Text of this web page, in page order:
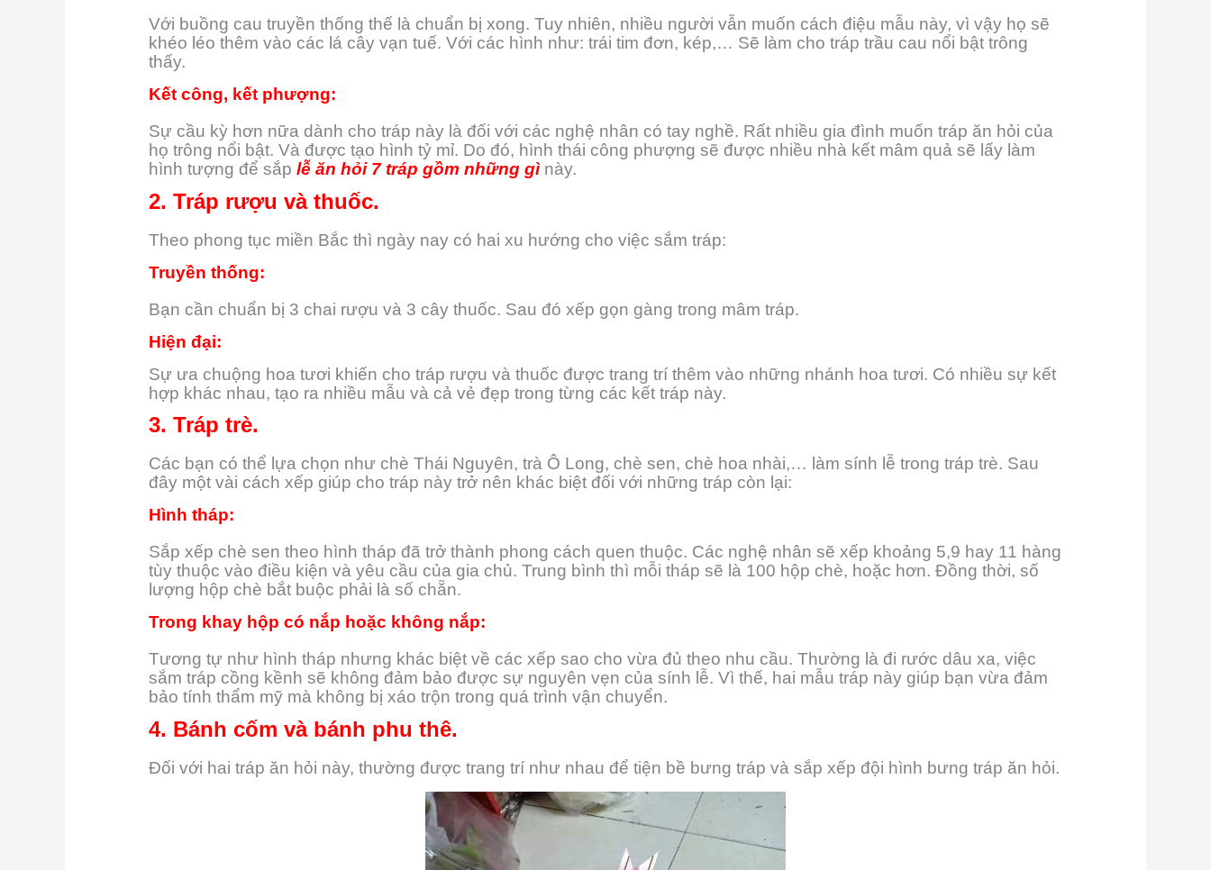
Với buồng cau truyền thống thế là chuẩn bị xong. Tuy nhiên, nhiều người vẫn muốn cách điệu mẫu này, vì vậy họ sẽ
khéo léo thêm vào các lá cây vạn tuế. Với các hình như: trái tim đơn, kép,… Sẽ làm cho tráp trầu cau nổi bật trông
thấy.
Kết công, kết phượng:
Sự cầu kỳ hơn nữa dành cho tráp này là đối với các nghệ nhân có tay nghề. Rất nhiều gia đình muốn tráp ăn hỏi của
họ trông nổi bật. Và được tạo hình tỷ mỉ. Do đó, hình thái công phượng sẽ được nhiều nhà kết mâm quả sẽ lấy làm
hình tượng để sắplễ ăn hỏi 7 tráp gồm những gì này.
2. Tráp rượu và thuốc.
Theo phong tục miền Bắc thì ngày nay có hai xu hướng cho việc sắm tráp:
Truyền thống:
Bạn cần chuẩn bị 3 chai rượu và 3 cây thuốc. Sau đó xếp gọn gàng trong mâm tráp.
Hiện đại:
Sự ưa chuộng hoa tươi khiến cho tráp rượu và thuốc được trang trí thêm vào những nhánh hoa tươi. Có nhiều sự kết
hợp khác nhau, tạo ra nhiều mẫu và cả vẻ đẹp trong từng các kết tráp này.
3. Tráp trè.
Các bạn có thể lựa chọn như chè Thái Nguyên, trà Ô Long, chè sen, chè hoa nhài,… làm sính lễ trong tráp trè. Sau
đây một vài cách xếp giúp cho tráp này trở nên khác biệt đối với những tráp còn lại:
Hình tháp:
Sắp xếp chè sen theo hình tháp đã trở thành phong cách quen thuộc. Các nghệ nhân sẽ xếp khoảng 5,9 hay 11 hàng
tùy thuộc vào điều kiện và yêu cầu của gia chủ. Trung bình thì mỗi tháp sẽ là 100 hộp chè, hoặc hơn. Đồng thời, số
lượng hộp chè bắt buộc phải là số chẵn.
Trong khay hộp có nắp hoặc không nắp:
Tương tự như hình tháp nhưng khác biệt về các xếp sao cho vừa đủ theo nhu cầu. Thường là đi rước dâu xa, việc
sắm tráp cồng kềnh sẽ không đảm bảo được sự nguyên vẹn của sính lễ. Vì thế, hai mẫu tráp này giúp bạn vừa đảm
bảo tính thẩm mỹ mà không bị xáo trộn trong quá trình vận chuyển.
4. Bánh cốm và bánh phu thê.
Đối với hai tráp ăn hỏi này, thường được trang trí như nhau để tiện bề bưng tráp và sắp xếp đội hình bưng tráp ăn hỏi.